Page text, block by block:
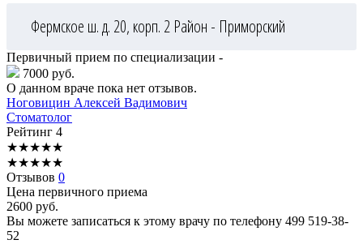
Фермское ш. д. 20, корп. 2 Район - Приморский
Первичный прием по специализации -
7000 руб.
О данном враче пока нет отзывов.
Ноговицин Алексей Вадимович
Стоматолог
Рейтинг 4
★★★★★
★★★★★
Отзывов 0
Цена первичного приема
2600 руб.
Вы можете записаться к этому врачу по телефону 499 519-38-
52